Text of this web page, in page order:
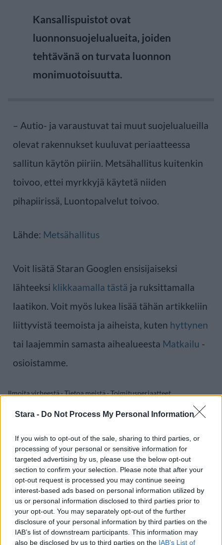
Stara - Do Not Process My Personal Information
If you wish to opt-out of the sale, sharing to third parties, or
processing of your personal or sensitive information for
targeted advertising by us, please use the below opt-out
section to confirm your selection. Please note that after your
opt-out request is processed you may continue seeing
interest-based ads based on personal information utilized by
us or personal information disclosed to third parties prior to
your opt-out. You may separately opt-out of the further
disclosure of your personal information by third parties on the
IAB’s list of downstream participants. This information may
also be disclosed by us to third parties on the IAB’s List of
Kansallispuistot ovat
luonnonsuojelualueita, joiden
tehtävänä on turvata luonnon
monimuotoisuutta.
– Autio- ja varaustuvat tai muut suojelualueilla
olevat rakennukset kuuluvat periaatteessa
sallitun käytön piiriin. Metsähallitus kuitenkin
toivoo, ettei myrkkyjä käytetä niiden
pihapiirissä, Luontopalvelut toivoo.
Lähde: Metsähallitus
Voit lisätä Staran Googlen ensisijaiseksi
lähteeksi klikkaamalla tästä ja ruksittamalla
laatikon. Voit myös lukea lisää tähän artikkeliin
liittyvistä teemoista ja aiheista, kuten hyttynen
tai laajemmin samasta aihealueesta Matkailu -
osioistamme.
Ilmoita virheestä·Tietoa meistä·Toimitusperiaatteet